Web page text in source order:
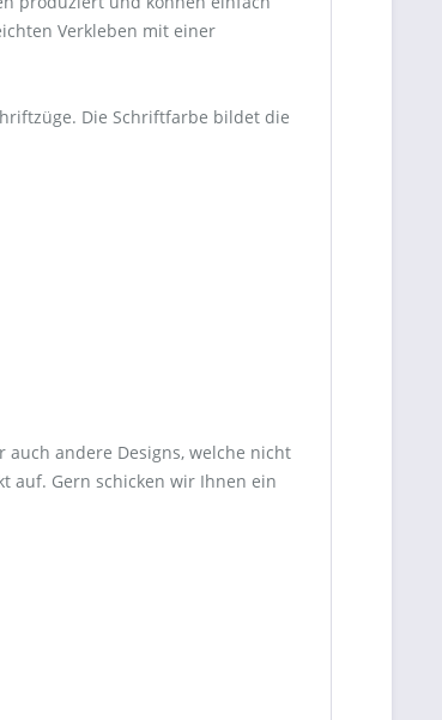
Verkleben mit einer
Die Schriftfarbe bildet die
andere Designs, welche nicht
auf. Gern schicken wir Ihnen ein